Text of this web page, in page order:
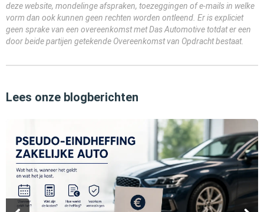
deze website, mondelinge afspraken, toezeggingen of e-mails in welke
vorm dan ook kunnen geen rechten worden ontleend. Er is expliciet
geen sprake van een overeenkomst met Das Automotive totdat er een
door beide partijen getekende Overeenkomst van Opdracht bestaat.
Lees onze blogberichten